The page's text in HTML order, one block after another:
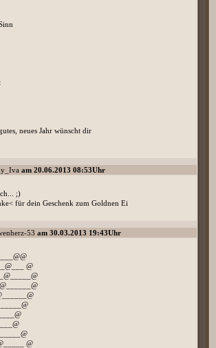
neues Jahr wünscht dir
am 20.06.2013 08:53Uhr
;)
für dein Geschenk zum Goldnen Ei
53 am 30.03.2013 19:43Uhr
@
@